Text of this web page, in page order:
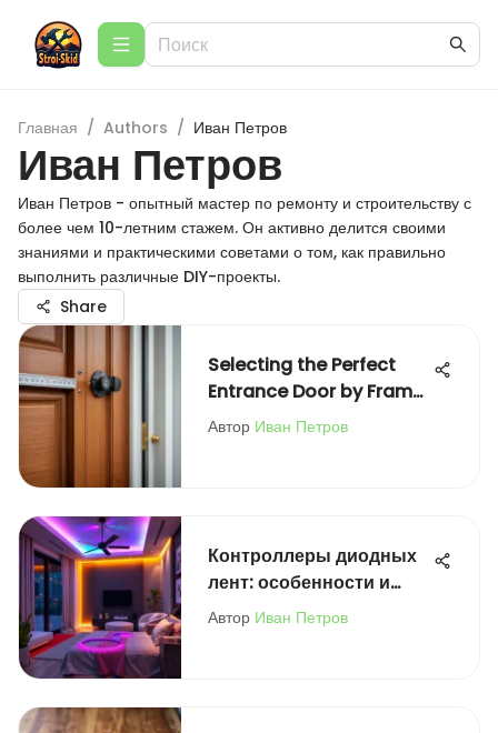
Главная / Authors / Иван Петров
Иван Петров
Иван Петров - опытный мастер по ремонту и строительству с
более чем 10-летним стажем. Он активно делится своими
знаниями и практическими советами о том, как правильно
выполнить различные DIY-проекты.
Share
Selecting the Perfect
Entrance Door by Frame
Size
Автор Иван Петров
Контроллеры диодных
лент: особенности и
применение
Автор Иван Петров